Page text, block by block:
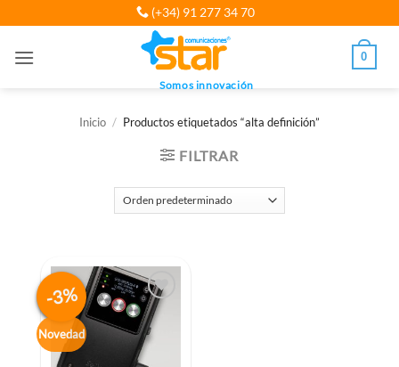
al
(+34) 91 277 34 70
Somos innovación
0
Inicio / Productos etiquetados “alta definición”
FILTRAR
-3%
Novedad